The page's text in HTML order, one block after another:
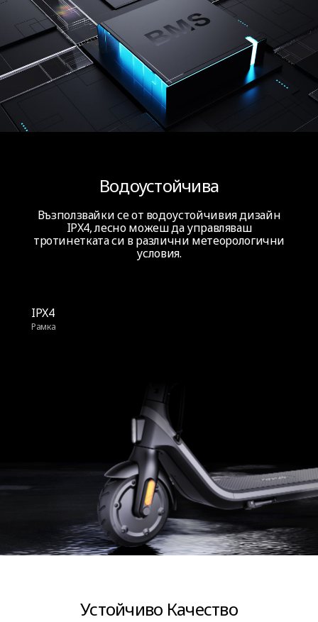
Водоустойчива
Възползвайки се от водоустойчивия дизайн
IPX4, лесно можеш да управляваш
тротинетката си в различни метеорологични
условия.
IPX4
Рамка
Устойчиво Качество